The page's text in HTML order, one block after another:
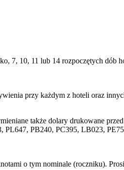
7, 10, 11 lub 14 rozpoczętych
przy każdym z hoteli oraz
także dolary drukowane
PB240, PC395, LB023,
o tym nominale (roczniku).